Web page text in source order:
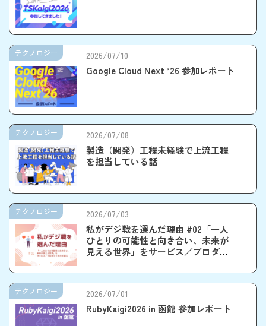
2026/07/10
Google Cloud Next ’26 参加レポート
テクノロジー
2026/07/08
製造（開発）工程未経験で上流工程
を担当している話
テクノロジー
2026/07/03
私がデジ戦を選んだ理由 #02「一人
ひとりの可能性と向き合い、未来が
見える世界」をサービス／プロダク
テクノロジー
2026/07/01
RubyKaigi2026 in 函館 参加レポート
テクノロジー